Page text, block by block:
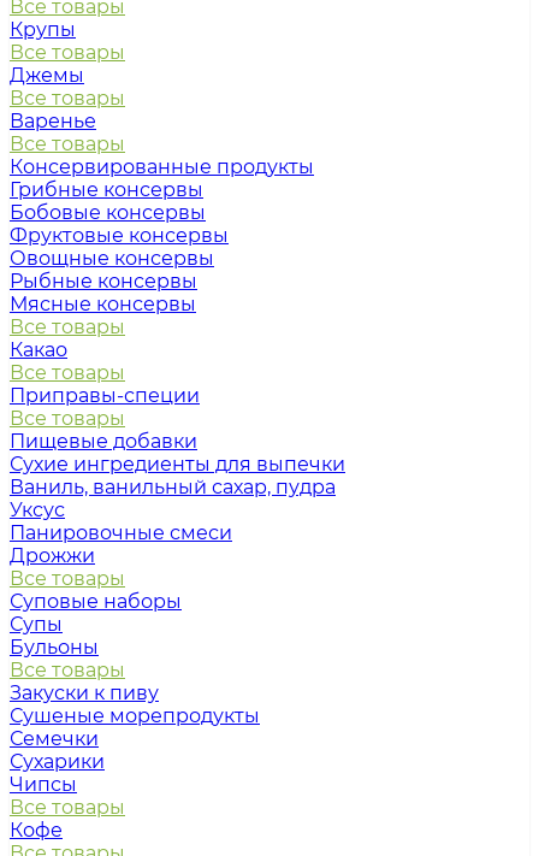
Все товары
Крупы
Все товары
Джемы
Все товары
Варенье
Все товары
Консервированные продукты
Грибные консервы
Бобовые консервы
Фруктовые консервы
Овощные консервы
Рыбные консервы
Мясные консервы
Все товары
Какао
Все товары
Приправы-специи
Все товары
Пищевые добавки
Сухие ингредиенты для выпечки
Ваниль, ванильный сахар, пудра
Уксус
Панировочные смеси
Дрожжи
Все товары
Суповые наборы
Супы
Бульоны
Все товары
Закуски к пиву
Сушеные морепродукты
Семечки
Сухарики
Чипсы
Все товары
Кофе